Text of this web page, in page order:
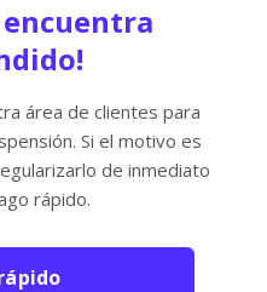
encuentra
área de clientes para
Si el motivo es
de inmediato
rápido.